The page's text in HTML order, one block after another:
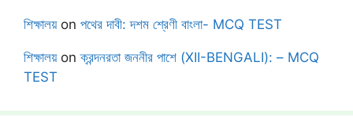
শিক্ষালয়on পথের দাবী: দশম শ্রেণী বাংলা- MCQ TEST
শিক্ষালয়onক্রন্দনরতা জননীর পাশে (XII-BENGALI): – MCQ
TEST